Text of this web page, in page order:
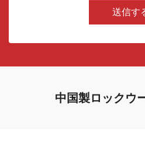
送信す
中国製ロックウ